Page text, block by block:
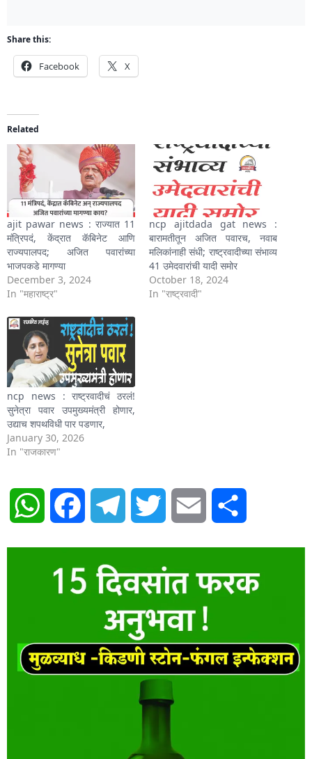
Share this:
Facebook X
Related
ajit pawar news : राज्यात 11
मंत्रिपदं, केंद्रात कॅबिनेट आणि
राज्यपालपद; अजित पवारांच्या
भाजपकडे मागण्या
December 3, 2024
In "महाराष्ट्र"
ncp ajitdada gat news :
बारामतीतून अजित पवारच, नवाब
मलिकांनाही संधी; राष्ट्रवादीच्या संभाव्य
41 उमेदवारांची यादी समोर
October 18, 2024
In "राष्ट्रवादी"
ncp news : राष्ट्रवादीचं ठरलं!
सुनेत्रा पवार उपमुख्यमंत्री होणार,
उद्याच शपथविधी पार पडणार,
January 30, 2026
In "राजकारण"
WhatsAppFacebook Telegram Twitter Email